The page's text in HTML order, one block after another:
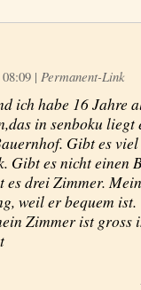
| Permanent-Link
ich habe 16 Jahre
in senboku liegt
Gibt es viel
Gibt es nicht einen
es drei Zimmer. Mein
weil er bequem ist.
Zimmer ist gross